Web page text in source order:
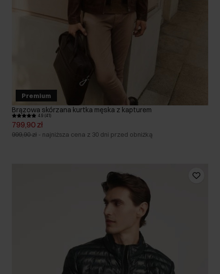
Premium
Brązowa skórzana kurtka męska z kapturem
4.9 (41)
799,90 zł
999,90 zł - najniższa cena z 30 dni przed obniżką